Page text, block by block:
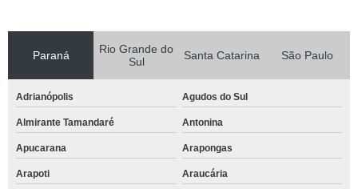
Paraná
Rio Grande do
Sul
Santa Catarina São Paulo
Adrianópolis Agudos do Sul
Almirante Tamandaré Antonina
Apucarana Arapongas
Arapoti Araucária